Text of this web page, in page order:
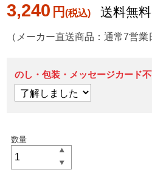
3,240 円 送料無料
（メーカー直送商品：通常7営業
のし・包装・メッセージカード